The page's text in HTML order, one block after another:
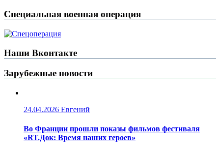
Специальная военная операция
Наши Вконтакте
Зарубежные новости
24.04.2026 Евгений
Во Франции прошли показы фильмов фестиваля
«RT.Док: Время наших героев»